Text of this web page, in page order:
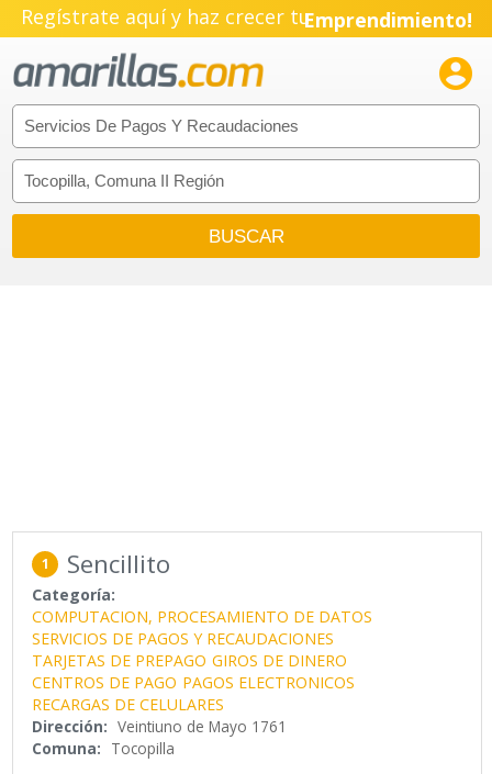
Regístrate aquí y haz crecer tuEmprendimiento!

1 Sencillito
Categoría:
COMPUTACION, PROCESAMIENTO DE DATOS
SERVICIOS DE PAGOS Y RECAUDACIONES
TARJETAS DE PREPAGO GIROS DE DINERO
CENTROS DE PAGO PAGOS ELECTRONICOS
RECARGAS DE CELULARES
Dirección: Veintiuno de Mayo 1761
Comuna: Tocopilla